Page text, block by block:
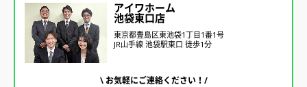
アイワホーム
池袋東口店
東京都豊島区東池袋1丁目1番1号
JR山手線 池袋駅東口 徒歩1分
\ お気軽にご連絡ください！/